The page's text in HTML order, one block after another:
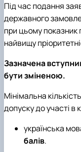
Під час подання
державного
при цьому показник
найвищу
Зазначена
бути зміненою.
Мінімальна
допуску до участі в
українська
балів.